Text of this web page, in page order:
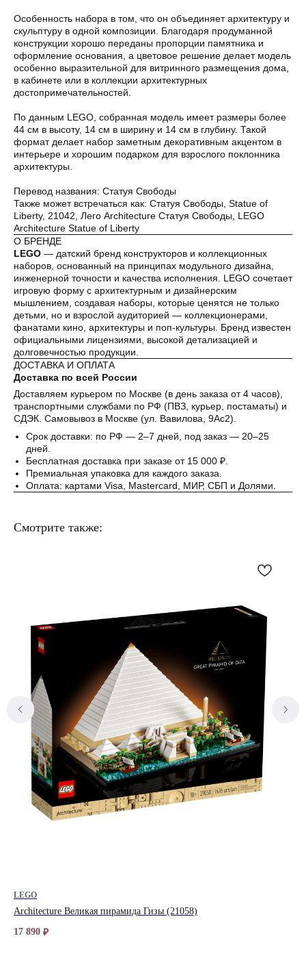
Особенность набора в том, что он объединяет архитектуру и
скульптуру в одной композиции. Благодаря продуманной
конструкции хорошо переданы пропорции памятника и
оформление основания, а цветовое решение делает модель
особенно выразительной для витринного размещения дома,
в кабинете или в коллекции архитектурных
достопримечательностей.
По данным LEGO, собранная модель имеет размеры более
44 см в высоту, 14 см в ширину и 14 см в глубину. Такой
формат делает набор заметным декоративным акцентом в
интерьере и хорошим подарком для взрослого поклонника
архитектуры.
Перевод названия: Статуя Свободы
Также может встречаться как: Статуя Свободы, Statue of
Liberty, 21042, Лего Architecture Статуя Свободы, LEGO
Architecture Statue of Liberty
О БРЕНДЕ
LEGO — датский бренд конструкторов и коллекционных
наборов, основанный на принципах модульного дизайна,
инженерной точности и качества исполнения. LEGO сочетает
игровую форму с архитектурным и дизайнерским
мышлением, создавая наборы, которые ценятся не только
детьми, но и взрослой аудиторией — коллекционерами,
фанатами кино, архитектуры и поп-культуры. Бренд известен
официальными лицензиями, высокой детализацией и
долговечностью продукции.
ДОСТАВКА И ОПЛАТА
Доставка по всей России
Доставляем курьером по Москве (в день заказа от 4 часов),
транспортными службами по РФ (ПВЗ, курьер, постаматы) и
СДЭК. Самовывоз в Москве (ул. Вавилова, 9Ас2).
Срок доставки: по РФ — 2–7 дней, под заказ — 20–25
дней.
Бесплатная доставка при заказе от 15 000 ₽.
Премиальная упаковка для каждого заказа.
Оплата: картами Visa, Mastercard, МИР, СБП и Долями.
Смотрите также:
Architecture Великая пирамида Гизы (21058)
LEGO
17 890 ₽